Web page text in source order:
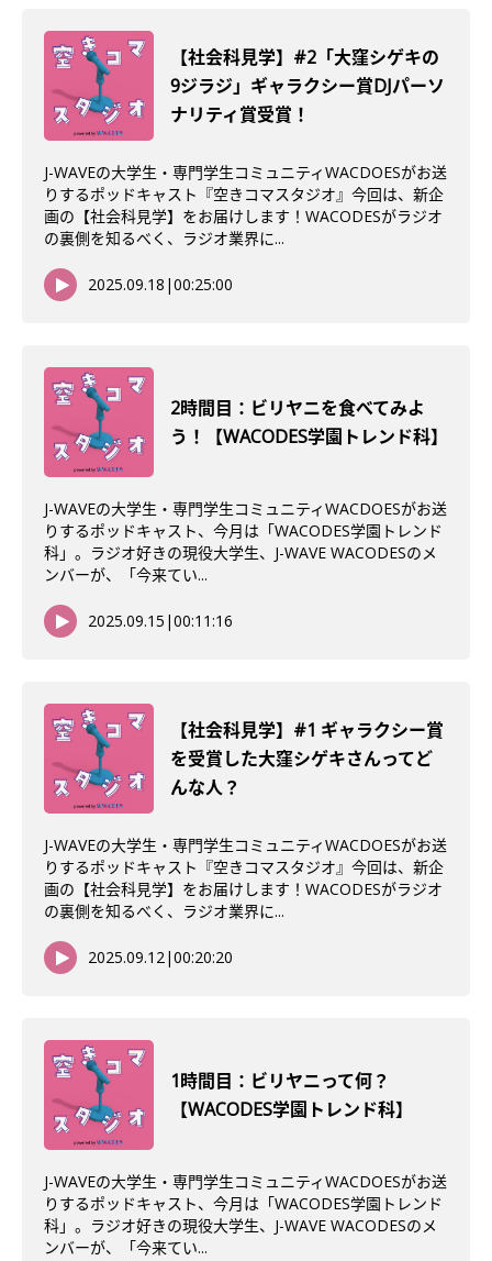
【社会科見学】#2「大窪シゲキの
9ジラジ」ギャラクシー賞DJパーソ
ナリティ賞受賞！
J-WAVEの大学生・専門学生コミュニティWACDOESがお送
りするポッドキャスト『空きコマスタジオ』今回は、新企
画の【社会科見学】をお届けします！WACODESがラジオ
の裏側を知るべく、ラジオ業界に...
2025.09.18 |00:25:00
2時間目：ビリヤニを食べてみよ
う！【WACODES学園トレンド科】
J-WAVEの大学生・専門学生コミュニティWACDOESがお送
りするポッドキャスト、今月は「WACODES学園トレンド
科」。ラジオ好きの現役大学生、J-WAVE WACODESのメ
ンバーが、「今来てい...
2025.09.15 |00:11:16
【社会科見学】#1 ギャラクシー賞
を受賞した大窪シゲキさんってど
んな人？
J-WAVEの大学生・専門学生コミュニティWACDOESがお送
りするポッドキャスト『空きコマスタジオ』今回は、新企
画の【社会科見学】をお届けします！WACODESがラジオ
の裏側を知るべく、ラジオ業界に...
2025.09.12|00:20:20
1時間目：ビリヤニって何？
【WACODES学園トレンド科】
J-WAVEの大学生・専門学生コミュニティWACDOESがお送
りするポッドキャスト、今月は「WACODES学園トレンド
科」。ラジオ好きの現役大学生、J-WAVE WACODESのメ
ンバーが、「今来てい...